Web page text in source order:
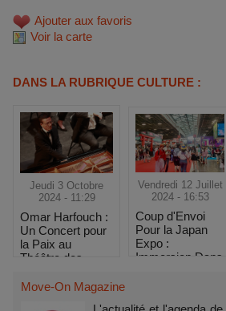
Ajouter aux favoris
Voir la carte
DANS LA RUBRIQUE CULTURE :
Jeudi 3 Octobre
2024 - 11:29
Omar Harfouch :
Un Concert pour
la Paix au
Théâtre des
Vendredi 12 Juillet
2024 - 16:53
Coup d'Envoi
Pour la Japan
Expo :
Immersion Dans
Move-On Magazine